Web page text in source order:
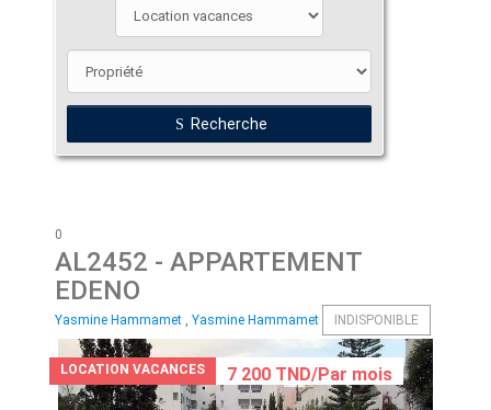
Recherche
0
AL2452 - APPARTEMENT
EDENO
Yasmine Hammamet , Yasmine Hammamet INDISPONIBLE
LOCATION VACANCES 7 200 TND/Par mois